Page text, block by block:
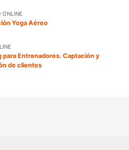
ONLINE
Yoga Aéreo
para Entrenadores. Captación y
de clientes